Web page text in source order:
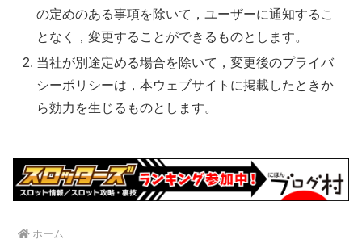
の定めのある事項を除いて，ユーザーに通知するこ
となく，変更することができるものとします。
当社が別途定める場合を除いて，変更後のプライバ
シーポリシーは，本ウェブサイトに掲載したときか
ら効力を生じるものとします。
ホーム